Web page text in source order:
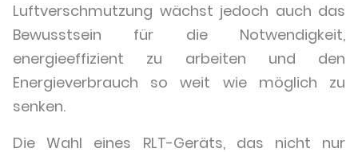
Luftverschmutzung wächst jedoch auch das
Bewusstsein für die Notwendigkeit,
energieeffizient zu arbeiten und den
Energieverbrauch so weit wie möglich zu
senken.
Die Wahl eines RLT-Geräts, das nicht nur